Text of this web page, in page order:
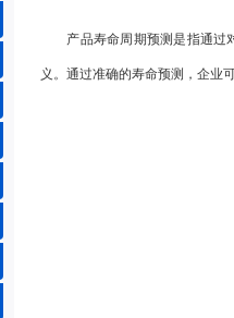
产品寿命周期预测是指通过对
义。通过准确的寿命预测，企业